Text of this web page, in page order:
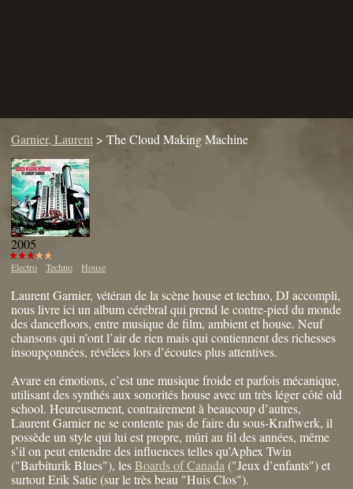
Garnier, Laurent > The Cloud Making Machine
2005
Electro Techno House
Laurent Garnier, vétéran de la scène house et techno, DJ accompli,
nous livre ici un album cérébral qui prend le contre-pied du monde
des dancefloors, entre musique de film, ambient et house. Neuf
chansons qui n’ont l’air de rien mais qui contiennent des richesses
insoupçonnées, révélées lors d’écoutes plus attentives.
Avare en émotions, c’est une musique froide et parfois mécanique,
utilisant des synthés aux sonorités house avec un très léger côté old
school. Heureusement, contrairement à beaucoup d’autres,
Laurent Garnier ne se contente pas de faire du sous-Kraftwerk, il
possède un style qui lui est propre, mûri au fil des années, même
s’il on peut entendre des influences telles qu’Aphex Twin
("Barbiturik Blues"), lesBoards of Canada ("Jeux d’enfants") et
surtout Erik Satie (sur le très beau "Huis Clos").